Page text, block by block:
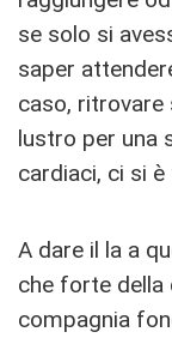
se solo si
saper
caso, ritrovare
lustro per una
cardiaci, ci si
A dare il la a
che forte della
compagnia